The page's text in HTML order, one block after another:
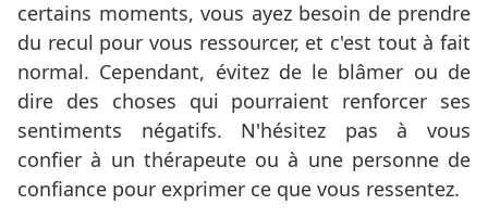
certains moments, vous ayez besoin de prendre
du recul pour vous ressourcer, et c'est tout à fait
normal. Cependant, évitez de le blâmer ou de
dire des choses qui pourraient renforcer ses
sentiments négatifs. N'hésitez pas à vous
confier à un thérapeute ou à une personne de
confiance pour exprimer ce que vous ressentez.